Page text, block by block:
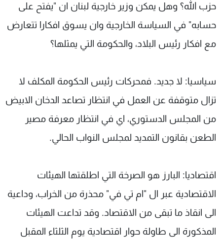
حزب الله؟ وهل يمكن وزير خارجية لبنان ان "يفتح على
حسابه" في السياسة الخارجية وان يسوق افكارا تتعارض
مع افكار رئيس البلاد، والحكومة التي يمثلها؟
سياسيا: لا جديد. فمحركات رئيس الحكومة المكلف لا
تزال متوقفة عن العمل في انتظار تصاعد الدخان الابيض
من المجلس الدستوري، اي في انتظار معرفة مصير
الطعن بقانون التمديد لمجلس النواب الحالي.
اقتصاديا: البارز هو الصرخة التي اطلقتها الهيئات
الاقتصادية عبر ال "ام تي في" محذرة من الخراب، وداعية
الى انقاذ ما تبقى من الاقتصاد. وقد تداعت الهيئات
المذكورة الى طاولة حوار اقتصادية يوم الثلثاء المقبل